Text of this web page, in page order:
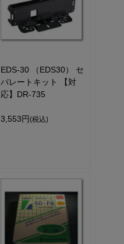
EDS-30 （EDS30） セ
パレートキット 【対
応】DR-735
3,553円 (税込)